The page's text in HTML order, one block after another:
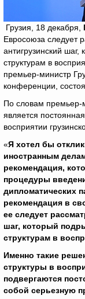
Грузия, 18 декабря,
Евросоюза следует
антигрузинский
структурам в
премьер-министр
конференции,
По словам премьер-
является
восприятии
«Я хотел бы
иностранным
рекомендация,
процедуры
дипломатических
рекомендация в
ее следует
шаг, который
структурам в
Именно такие
структуры в
подвергаются
собой серьезную